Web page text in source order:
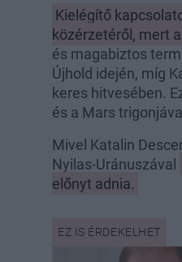
Kielégítő
közérzetéről, mert
és magabiztos
Újhold idején, míg
keres hitvesében.
és a Mars
Mivel Katalin
Nyilas-Uránuszával
előnyt adnia.